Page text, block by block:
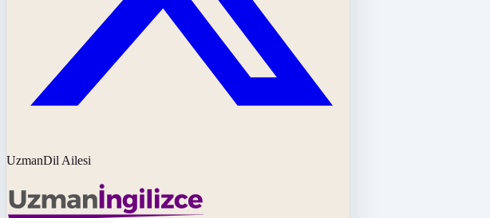
UzmanDil Ailesi